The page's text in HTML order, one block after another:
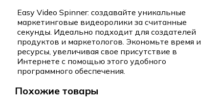
Easy Video Spinner: создавайте уникальные
маркетинговые видеоролики за считанные
секунды. Идеально подходит для создателей
продуктов и маркетологов. Экономьте время и
ресурсы, увеличивая свое присутствие в
Интернете с помощью этого удобного
программного обеспечения.
Похожие товары